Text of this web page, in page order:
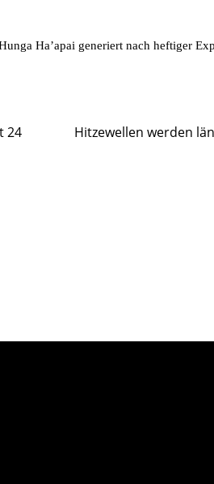
Ha’apai generiert nach heftiger
24
Hitzewellen werden